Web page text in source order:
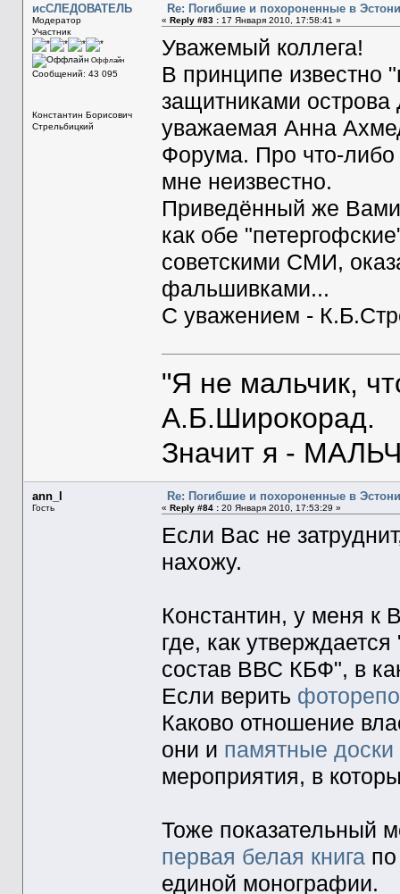
исСЛЕДОВАТЕЛЬ
Модератор
Участник
Оффлайн
Сообщений: 43 095
Константин Борисович
Стрельбицкий
Re: Погибшие и похороненные в
« Reply #83 :17 Января 2010, 17:58:41 »
Уважемый коллега!
В принципе известно
защитниками
уважаемая Анна
Форума. Про что-либо
мне неизвестно.
Приведённый же
как обе
советскими СМИ,
фальшивками...
С уважением -
"Я не мальчик,
А.Б.Широкорад.
Значит я -
ann_l
Гость
Re: Погибшие и похороненные в
« Reply #84 :20 Января 2010, 17:53:29 »
Если Вас не
нахожу.
Константин, у меня к
где, как
состав ВВС КБФ", в
Если верить
Каково отношение
они и памятные доски
мероприятия, в
Тоже показательный
первая белая книгапо
единой монографии.